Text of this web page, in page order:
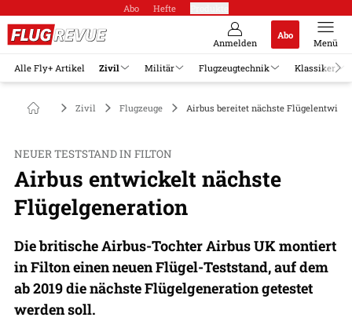
Abo Hefte
Anmelden
Abo
Menü
Alle Fly+ Artikel Zivil Militär Flugzeugtechnik Klassiker
Zivil Flugzeuge Airbus bereitet nächste
NEUER TESTSTAND IN FILTON
Airbus entwickelt nächste
Flügelgeneration
Die britische Airbus-Tochter Airbus UK montiert
in Filton einen neuen Flügel-Teststand, auf dem
ab 2019 die nächste Flügelgeneration getestet
werden soll.